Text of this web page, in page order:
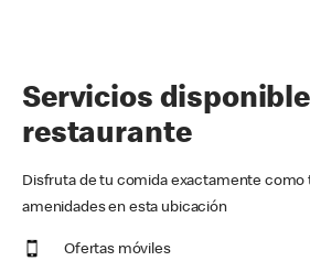
Servicios
restaurante
Disfruta de tu comida exactamente como
amenidades en esta ubicación
Ofertas móviles